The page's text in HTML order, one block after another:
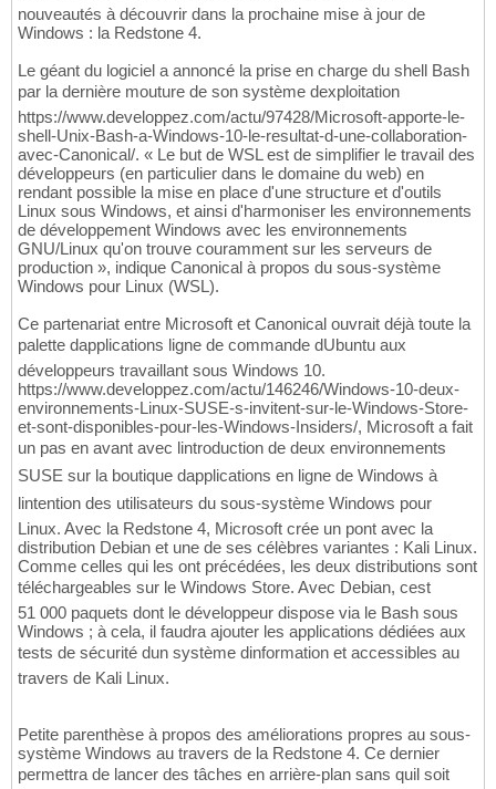
nouveautés à découvrir dans la prochaine mise à jour de
Windows : la Redstone 4.
Le géant du logiciel a annoncé la prise en charge du shell Bash
par la dernière mouture de son système dexploitation
https://www.developpez.com/actu/97428/Microsoft-apporte-le-
shell-Unix-Bash-a-Windows-10-le-resultat-d-une-collaboration-
avec-Canonical/. « Le but de WSL est de simplifier le travail des
développeurs (en particulier dans le domaine du web) en
rendant possible la mise en place d'une structure et d'outils
Linux sous Windows, et ainsi d'harmoniser les environnements
de développement Windows avec les environnements
GNU/Linux qu'on trouve couramment sur les serveurs de
production », indique Canonical à propos du sous-système
Windows pour Linux (WSL).
Ce partenariat entre Microsoft et Canonical ouvrait déjà toute la
palette dapplications ligne de commande dUbuntu aux
développeurs travaillant sous Windows 10.
https://www.developpez.com/actu/146246/Windows-10-deux-
environnements-Linux-SUSE-s-invitent-sur-le-Windows-Store-
et-sont-disponibles-pour-les-Windows-Insiders/, Microsoft a fait
un pas en avant avec lintroduction de deux environnements
SUSE sur la boutique dapplications en ligne de Windows à
lintention des utilisateurs du sous-système Windows pour
Linux. Avec la Redstone 4, Microsoft crée un pont avec la
distribution Debian et une de ses célèbres variantes : Kali Linux.
Comme celles qui les ont précédées, les deux distributions sont
téléchargeables sur le Windows Store. Avec Debian, cest
51 000 paquets dont le développeur dispose via le Bash sous
Windows ; à cela, il faudra ajouter les applications dédiées aux
tests de sécurité dun système dinformation et accessibles au
travers de Kali Linux.
Petite parenthèse à propos des améliorations propres au sous-
système Windows au travers de la Redstone 4. Ce dernier
permettra de lancer des tâches en arrière-plan sans quil soit